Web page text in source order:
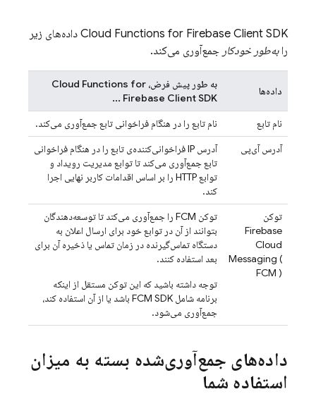
Cloud Functions for Firebase Client SDK داده‌های زیر
رابه‌طور خودکار جمع‌آوری می‌کند.
داده‌ها
به طور پیش فرض، Cloud Functions for
Firebase Client SDK
...
نام تابع
نام تابع را در هنگام فراخوانی تابع جمع‌آوری می‌کند.
آدرس آی‌پی
آدرس IP فراخوانی‌کننده‌ی تابع را در هنگام فراخوانی
تابع جمع‌آوری می‌کند تا توابع مدیریت رویداد و
توابع HTTP را بر اساس اقدامات کاربر نهایی اجرا
کند.
توکن
Firebase
Cloud
Messaging (
FCM )
توکن FCM را جمع‌آوری می‌کند تا توسعه‌دهندگان
بتوانند از آن در توابع خود برای ارسال اعلان به
دستگاه تماس‌گیرنده در زمان تماس یا ذخیره آن برای
بعد استفاده کنند.
توجه داشته باشید که این توکن مستقل از اینکه
برنامه شامل
FCM SDK باشد یا از آن استفاده کند،
جمع‌آوری می‌شود.
داده‌های جمع‌آوری‌شده بسته به میزان
استفاده شما